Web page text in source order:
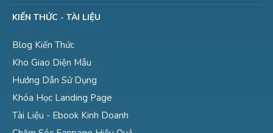
KIẾN THỨC - TÀI LIỆU
Blog Kiến Thức
Kho Giao Diện Mẫu
Hướng Dẫn Sử Dụng
Khóa Học Landing Page
Tài Liệu - Ebook Kinh Doanh